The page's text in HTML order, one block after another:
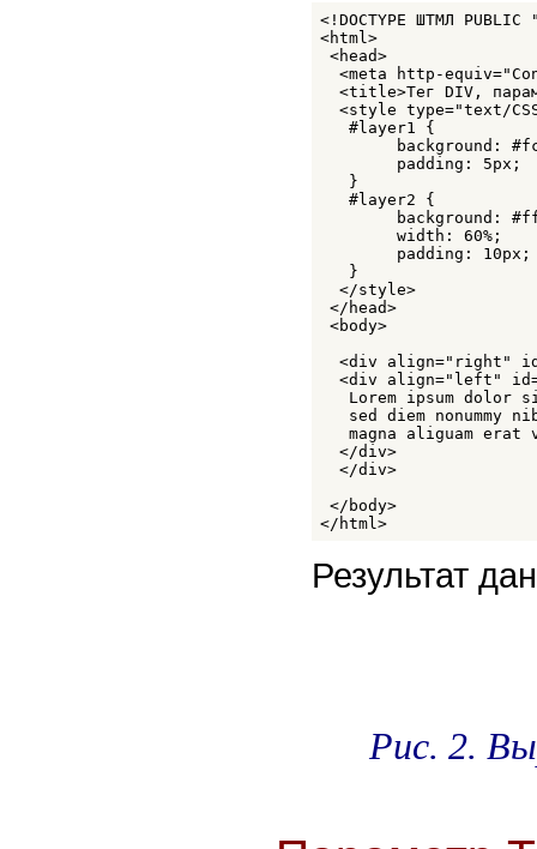
<!DOCTYPE ШТМЛ
<html>
<head>
<meta http-
<title>Тег DIV,
<style type="text/
   #layer1 {
   }
   #layer2 {
   }
  </style>
</head>
<body>
<div align="right"
<div align="left"
Lorem ipsum dolor
sed diem nonummy
magna aliguam erat
  </div>
  </div>
</body>
</html>
Результат
Рис. 2.